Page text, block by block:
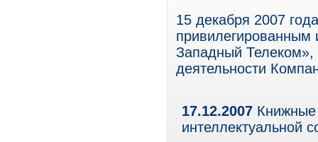
15 декабря 2007
Западный Телеком»,
деятельности
17.12.2007 Книжные
интеллектуальной